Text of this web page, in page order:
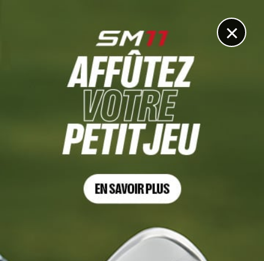
×
Radar
5 SEP. 2021 | MATÉRIEL